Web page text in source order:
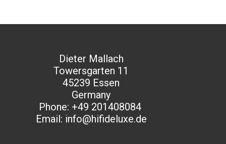
Dieter Mallach
Towersgarten 11
45239 Essen
Germany​
Phone: +49 201408084
Email: info@hifideluxe.de